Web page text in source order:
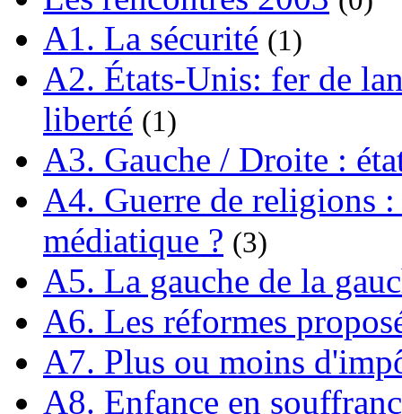
A1. La sécurité (1)
A2. États-Unis: fer de
liberté (1)
A3. Gauche / Droite :
A4. Guerre de religions
médiatique ? (3)
A5. La gauche de la
A6. Les réformes
A7. Plus ou moins
A8. Enfance en